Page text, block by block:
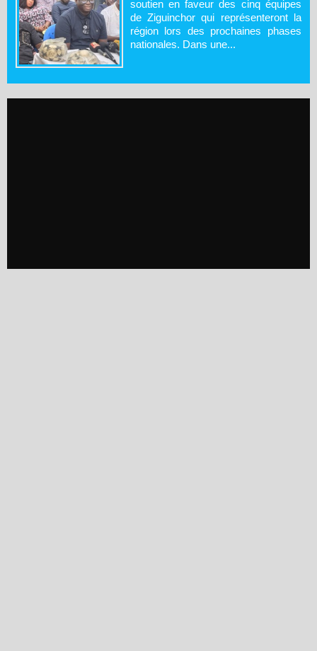
soutien en faveur des cinq équipes
de Ziguinchor qui représenteront la
région lors des prochaines phases
nationales. Dans une...